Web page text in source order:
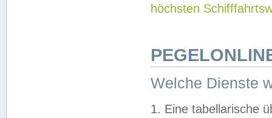
höchsten
Welche Dienste
1. Eine tabellarische